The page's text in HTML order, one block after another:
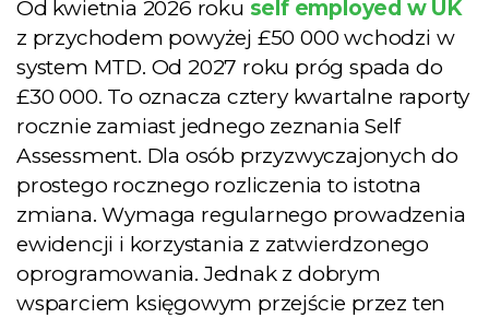
Od kwietnia 2026 roku self employed w UK
z przychodem powyżej £50 000 wchodzi w
system MTD. Od 2027 roku próg spada do
£30 000. To oznacza cztery kwartalne raporty
rocznie zamiast jednego zeznania Self
Assessment. Dla osób przyzwyczajonych do
prostego rocznego rozliczenia to istotna
zmiana. Wymaga regularnego prowadzenia
ewidencji i korzystania z zatwierdzonego
oprogramowania. Jednak z dobrym
wsparciem księgowym przejście przez ten